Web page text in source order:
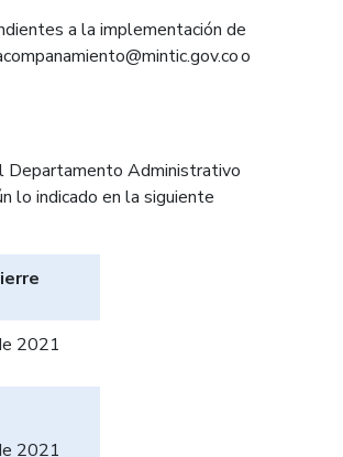
a la implementación de
o
Departamento Administrativo
lo indicado en la siguiente
2021
2021